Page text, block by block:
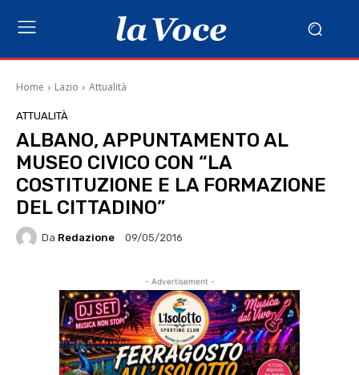
Home Lazio Attualità
ATTUALITÀ
ALBANO, APPUNTAMENTO AL
MUSEO CIVICO CON “LA
COSTITUZIONE E LA FORMAZIONE
DEL CITTADINO”
Da Redazione 09/05/2016
- Advertisement -